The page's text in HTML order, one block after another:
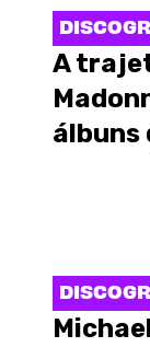
A
álbuns